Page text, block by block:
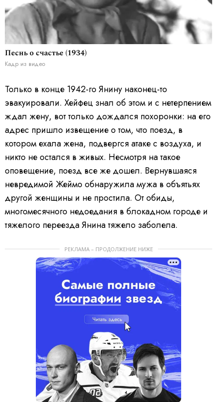
Песнь о счастье (1934)
Кадр из видео
Только в конце 1942-го Янину наконец-то
эвакуировали. Хейфец знал об этом и с нетерпением
ждал жену, вот только дождался похоронки: на его
адрес пришло извещение о том, что поезд, в
котором ехала жена, подвергся атаке с воздуха, и
никто не остался в живых. Несмотря на такое
оповещение, поезд все же дошел. Вернувшаяся
невредимой Жеймо обнаружила мужа в объятьях
другой женщины и не простила. От обиды,
многомесячного недоедания в блокадном городе и
тяжелого переезда Янина тяжело заболела.
РЕКЛАМА – ПРОДОЛЖЕНИЕ НИЖЕ